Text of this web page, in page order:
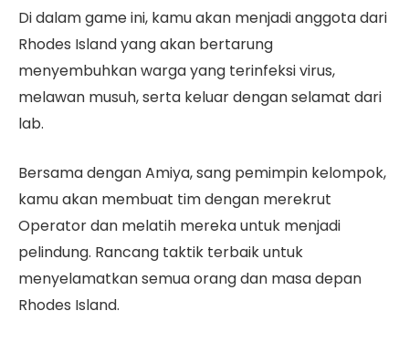
Di dalam game ini, kamu akan menjadi anggota dari
Rhodes Island yang akan bertarung
menyembuhkan warga yang terinfeksi virus,
melawan musuh, serta keluar dengan selamat dari
lab.
Bersama dengan Amiya, sang pemimpin kelompok,
kamu akan membuat tim dengan merekrut
Operator dan melatih mereka untuk menjadi
pelindung. Rancang taktik terbaik untuk
menyelamatkan semua orang dan masa depan
Rhodes Island.